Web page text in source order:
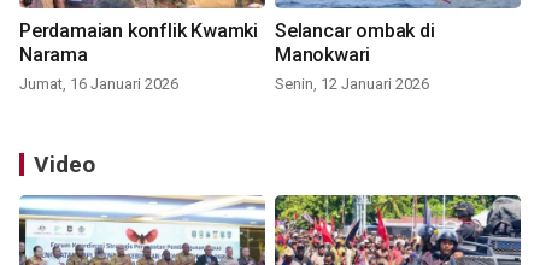
Perdamaian konflik Kwamki
Narama
Jumat, 16 Januari 2026
Selancar ombak di
Manokwari
Senin, 12 Januari 2026
Video